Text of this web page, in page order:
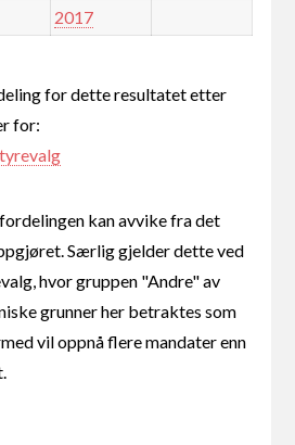
2017
for dette resultatet etter
for:
kan avvike fra det
Særlig gjelder dette ved
hvor gruppen "Andre" av
grunner her betraktes som
vil oppnå flere mandater enn